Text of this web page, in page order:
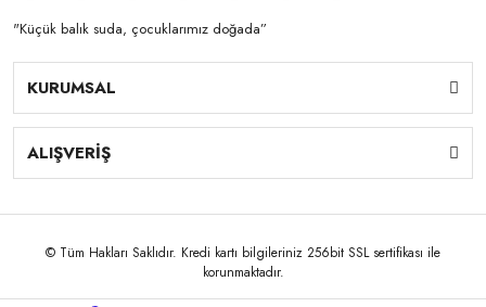
"Küçük balık suda, çocuklarımız doğada”
KURUMSAL
ALIŞVERİŞ
© Tüm Hakları Saklıdır. Kredi kartı bilgileriniz 256bit SSL sertifikası ile
korunmaktadır.